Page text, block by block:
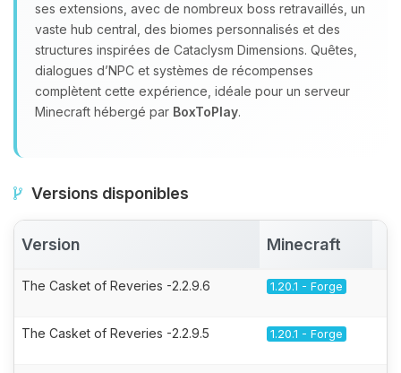
ses extensions, avec de nombreux boss retravaillés, un
vaste hub central, des biomes personnalisés et des
structures inspirées de Cataclysm Dimensions. Quêtes,
dialogues d’NPC et systèmes de récompenses
complètent cette expérience, idéale pour un serveur
Minecraft hébergé par BoxToPlay.
Versions disponibles
Version Minecraft
The Casket of Reveries -2.2.9.6 1.20.1 - Forge
The Casket of Reveries -2.2.9.5 1.20.1 - Forge